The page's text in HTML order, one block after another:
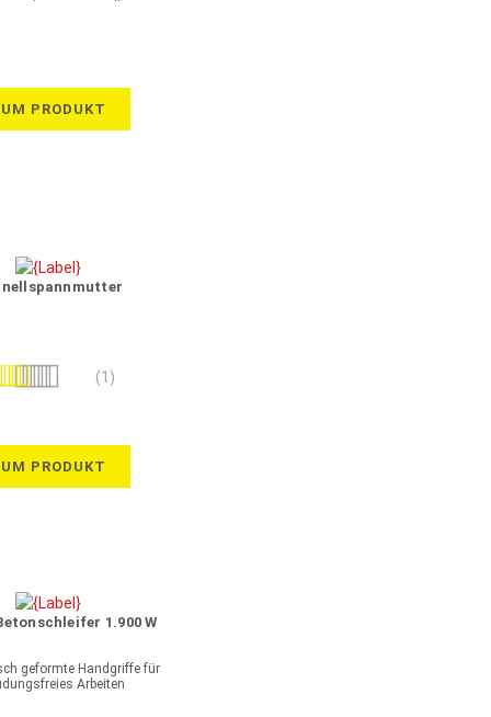
PRODUKT
(1)
PRODUKT
1.900 W
geformte Handgriffe für
Arbeiten